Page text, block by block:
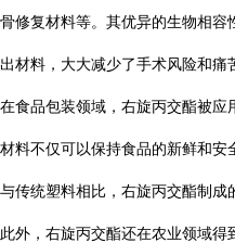
骨修复材料等。其优异的生物相容
出材料，大大减少了手术风险和痛
在食品包装领域，右旋丙交酯被
材料不仅可以保持食品的新鲜和安
与传统塑料相比，右旋丙交酯制成
此外，右旋丙交酯还在农业领域